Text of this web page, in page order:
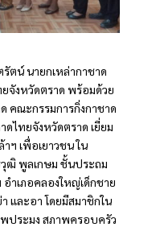
ตน์ นายกเหล่ากาชาด
จังหวัดตราด พร้อมด้วย
คณะกรรมการกิ่งกาชาด
ไทยจังหวัดตราด เยี่ยม
ฯ เพื่อเยาวชน ใน
ฒิ พูลเกษม ชั้นประถม
ำเภอคลองใหญ่เด็กชาย
และอา โดยมีสมาชิกใน
ประมง สภาพครอบครัว